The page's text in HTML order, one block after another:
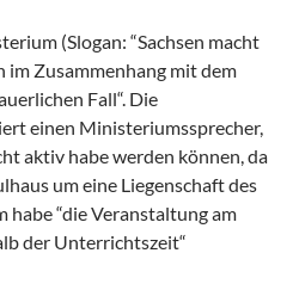
(Slogan: “Sachsen macht
im Zusammenhang mit dem
Fall“. Die
einen Ministeriumssprecher,
aktiv habe werden können, da
um eine Liegenschaft des
habe “die Veranstaltung am
der Unterrichtszeit“